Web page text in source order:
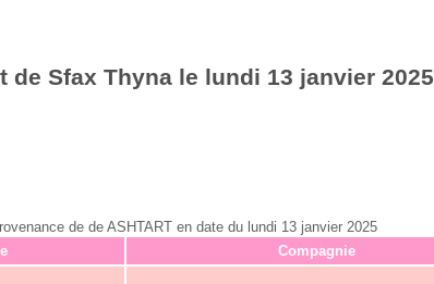
de Sfax Thyna le lundi 13 janvier 2025
de de ASHTART en date du lundi 13 janvier 2025
Compagnie